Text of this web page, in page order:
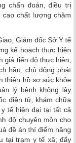
chẩn đoán, điều trị
chất lượng chăm
Giám đốc Sở Y tế
kế hoạch thực hiện
giá tiến độ thực hiện;
hầu; chủ động phát
thiện hồ sơ sức khỏe
lý bệnh không lây
điện tử, khám chữa
tế hiện đại tại tất cả
độ chuyên môn cho
đề án thí điểm nâng
tại trạm y tế xã; đẩy